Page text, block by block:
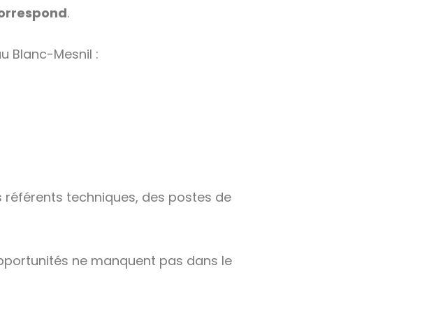
.
Blanc-Mesnil :
techniques, des postes de
ne manquent pas dans le